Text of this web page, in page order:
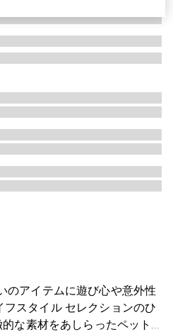
のアイテムに遊び心や意外性
スタイル セレクションのひ
な素材をあしらったペット